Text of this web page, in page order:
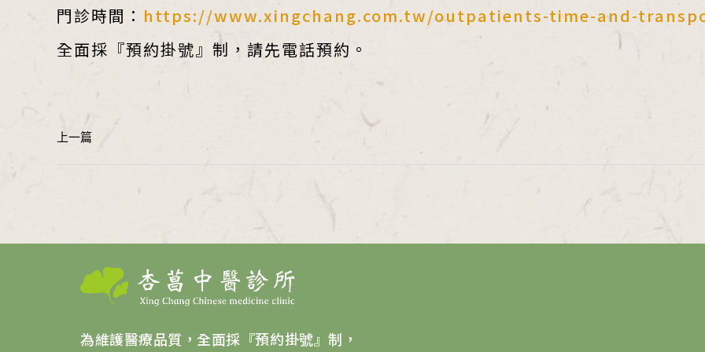
門診時間： https://www.xingchang.com.tw/outpatients-time-and-
全面採『預約掛號』制，請先電話預約。
為維護醫療品質，全面採『預約掛號』制，